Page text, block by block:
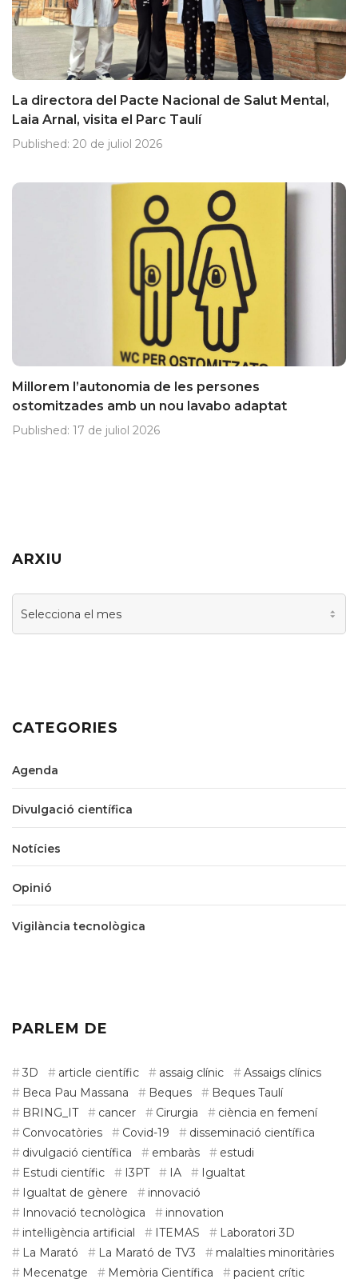
La directora del Pacte Nacional de Salut Mental,
Laia Arnal, visita el Parc Taulí
Published: 20 de juliol 2026
Millorem l’autonomia de les persones
ostomitzades amb un nou lavabo adaptat
Published: 17 de juliol 2026
ARXIU
Arxiu
CATEGORIES
Agenda
Divulgació científica
Notícies
Opinió
Vigilància tecnològica
PARLEM DE
3D article científic assaig clínic
Assaigs clínics
Beca Pau Massana
Beques
Beques Taulí
BRING_IT
cancer Cirurgia
ciència en femení
Convocatòries
Covid-19
disseminació científica
divulgació científica
embaràs
estudi
Estudi científic
I3PT IA
Igualtat
Igualtat de gènere
innovació
Innovació tecnològica
innovation
intel·ligència artificial
ITEMAS
Laboratori 3D
La Marató
La Marató de TV3
malalties minoritàries
Mecenatge
Memòria Científica pacient crític